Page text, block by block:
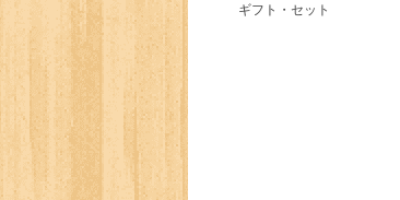
ギフト・セット